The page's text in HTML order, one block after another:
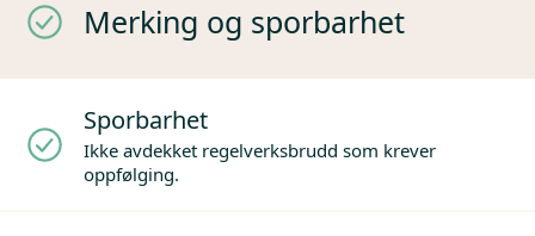
Merking og sporbarhet
Sporbarhet
Ikke avdekket regelverksbrudd som krever
oppfølging.